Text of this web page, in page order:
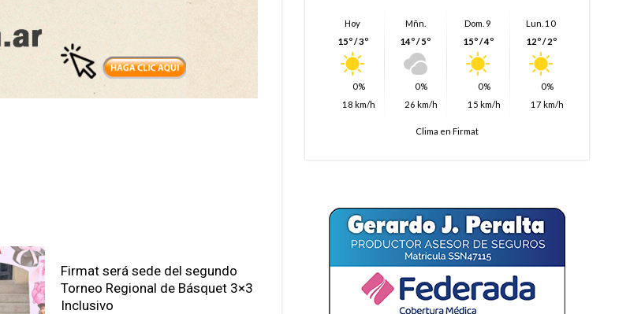
Firmat será sede del segundo
Torneo Regional de Básquet 3×3
Inclusivo
Hoy
15º / 3º
0%
18 km/h
Mñn.
14º / 5º
0%
26 km/h
Dom. 9
15º / 4º
0%
15 km/h
Lun. 10
12º / 2º
0%
17 km/h
Clima en Firmat